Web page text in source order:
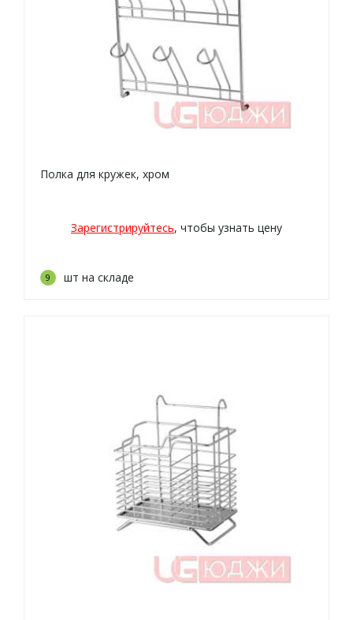
Полка для кружек, хром
Зарегистрируйтесь, чтобы узнать цену
9 шт на складе